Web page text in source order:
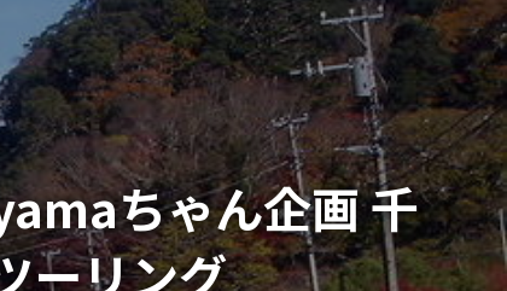
ちゃん企画 千
ーリング